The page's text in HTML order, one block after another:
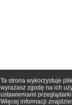
Ta strona wykorzystuje
wyrażasz zgodę na ich
ustawieniami
Więcej informacji